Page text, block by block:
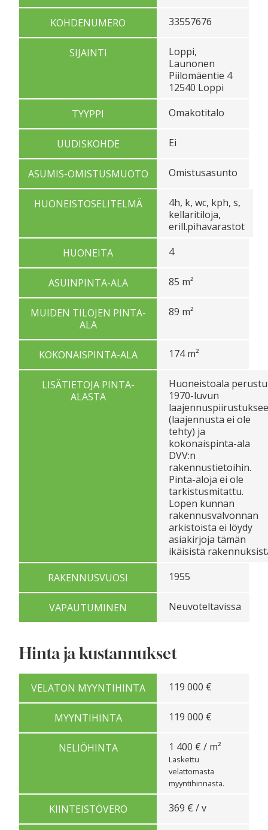
KOHDENUMERO 33557676
SIJAINTI
Loppi,
Launonen
Piilomäentie 4
12540 Loppi
TYYPPI
Omakotitalo
UUDISKOHDE Ei
ASUMIS-OMISTUSMUOTO Omistusasunto
HUONEISTOSELITELMÄ
4h, k, wc, kph, s,
kellaritiloja,
erill.pihavarastot
HUONEITA
4
ASUINPINTA-ALA 85 m²
MUIDEN TILOJEN PINTA-
ALA
89 m²
KOKONAISPINTA-ALA 174 m²
LISÄTIETOJA PINTA-
ALASTA
Huoneistoala
1970-luvun
(laajennusta ei ole
tehty) ja
kokonaispinta-ala
DVV:n
rakennustietoihin.
Pinta-aloja ei ole
tarkistusmitattu.
Lopen kunnan
rakennusvalvonnan
arkistoista ei löydy
asiakirjoja tämän
ikäisistä
RAKENNUSVUOSI
1955
VAPAUTUMINEN Neuvoteltavissa
Hinta ja kustannukset
VELATON MYYNTIHINTA 119 000 €
MYYNTIHINTA 119 000 €
NELIÖHINTA 1 400 € / m²
Laskettu
velattomasta
myyntihinnasta.
KIINTEISTÖVERO 369 € / v